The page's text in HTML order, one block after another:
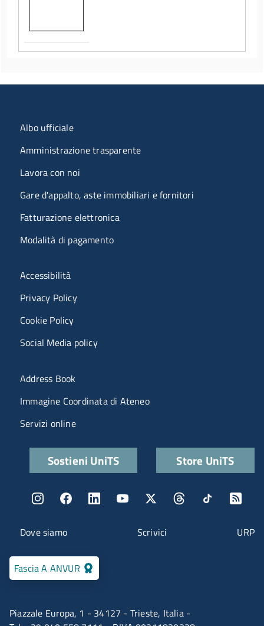
Piazzale Europa, 1 - 34127 - Trieste, Italia -
Fascia A ANVUR
Menu contatti
Dove siamo Scrivici URP
Menu organizzazione
Albo ufficiale
Amministrazione trasparente
Lavora con noi
Gare d'appalto, aste immobiliari e fornitori
Fatturazione elettronica
Modalità di pagamento
Menù riferimenti
Accessibilità
Privacy Policy
Cookie Policy
Social Media policy
Menu portale
Address Book
Immagine Coordinata di Ateneo
Servizi online
Quick linksSostieni UniTS Store UniTS
Menu social